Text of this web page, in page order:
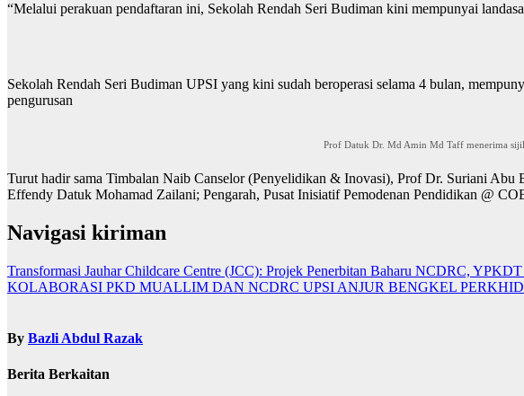
“Melalui perakuan pendaftaran ini, Sekolah Rendah Seri Budiman kini mempunyai
Sekolah Rendah Seri Budiman UPSI yang kini sudah beroperasi selama 4 bulan,
pengurusan
Prof Datuk Dr. Md Amin Md Taff menerima sijil
Turut hadir sama Timbalan Naib Canselor (Penyelidikan & Inovasi), Prof Dr. Suriani
Effendy Datuk Mohamad Zailani; Pengarah, Pusat Inisiatif Pemodenan Pendidikan @
Navigasi kiriman
Transformasi Jauhar Childcare Centre (JCC): Projek Penerbitan Baharu NCDRC,
KOLABORASI PKD MUALLIM DAN NCDRC UPSI ANJUR BENGKEL
By Bazli Abdul Razak
Berita Berkaitan